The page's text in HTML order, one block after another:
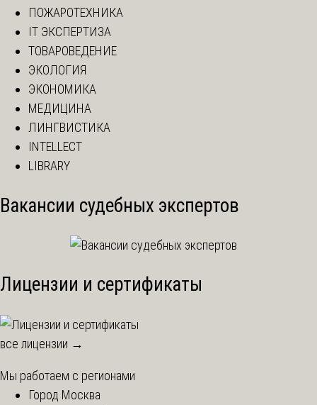
ПОЖАРОТЕХНИКА
IT ЭКСПЕРТИЗА
ТОВАРОВЕДЕНИЕ
ЭКОЛОГИЯ
ЭКОНОМИКА
МЕДИЦИНА
ЛИНГВИСТИКА
INTELLECT
LIBRARY
Вакансии судебных экспертов
Лицензии и сертификаты
все лицензии →
Мы работаем с регионами
Город Москва